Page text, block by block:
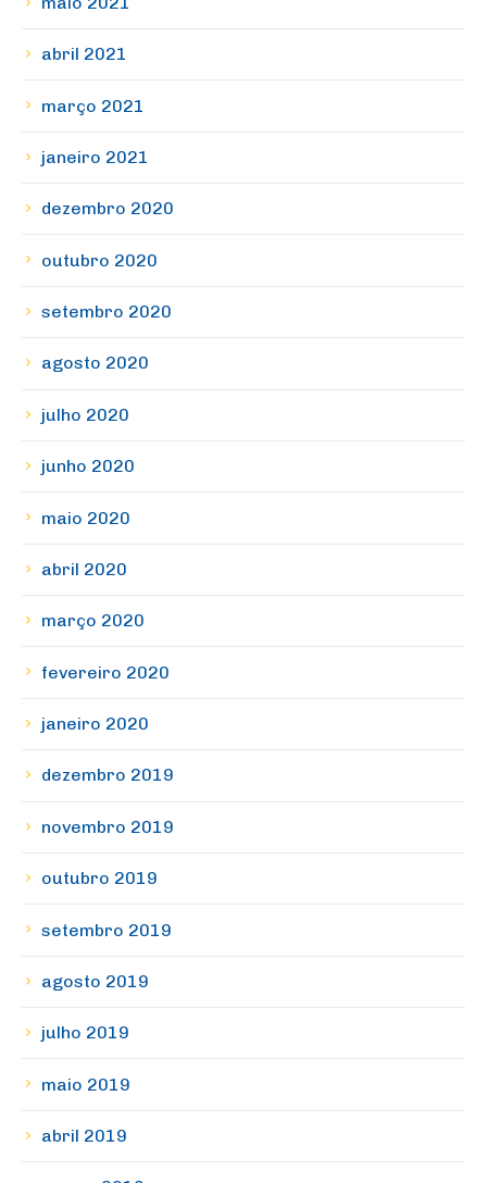
abril 2021
março 2021
janeiro 2021
dezembro 2020
outubro 2020
setembro 2020
agosto 2020
julho 2020
junho 2020
maio 2020
abril 2020
março 2020
fevereiro 2020
janeiro 2020
dezembro 2019
novembro 2019
outubro 2019
setembro 2019
agosto 2019
julho 2019
maio 2019
abril 2019